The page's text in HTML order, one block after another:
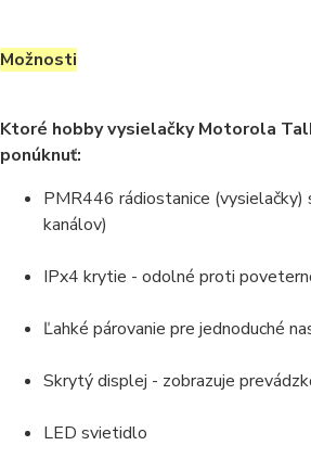
Možnosti
Ktoré hobby vysielačky Motorola
ponúknuť:
PMR446 rádiostanice (vysielačky)
kanálov)
IPx4 krytie - odolné proti
Ľahké párovanie pre jednoduché
Skrytý displej - zobrazuje
LED svietidlo